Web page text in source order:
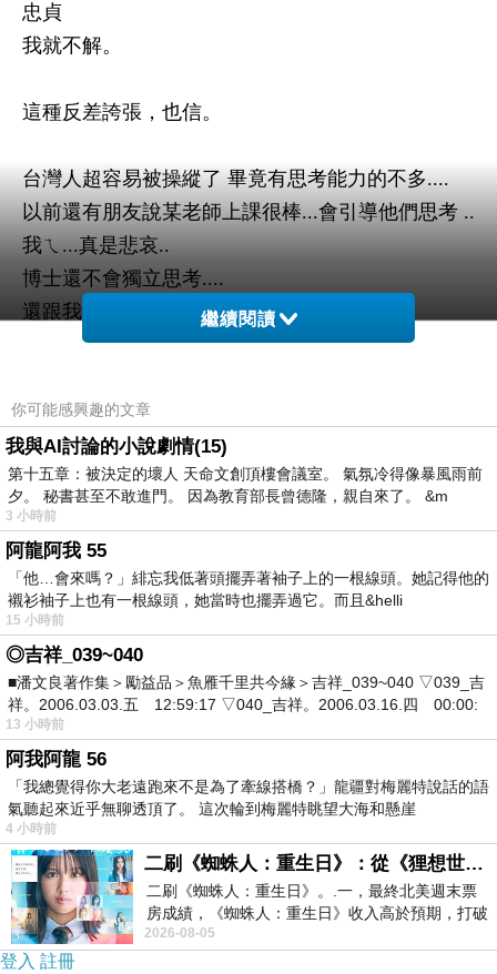
忠貞
我就不解。
這種反差誇張，也信。
台灣人超容易被操縱了 畢竟有思考能力的不多....
以前還有朋友說某老師上課很棒...會引導他們思考 ..
我ㄟ ...真是悲哀..
博士還不會獨立思考....
還跟我說獨立思考好棒棒
你老師ㄟ
更別說廣大的選民呢
所以不管執政怎亂搞..就是近
不是藍就是綠.....
看看政黨票就知道了
蔡媓能夠拿到
是因為對手酒空伯實在太扯，讓人看不下去
不是人民多支持冥忌黨
所以才有人會投第三勢力.
但是酒空伯野心太大..如果忍耐四年
憑它能夠掌握500萬票..
當上東亞島主絕不是個夢想
台灣就是分裂的族群..2000萬選民
扣掉不投票的，非我族類的
說穿了只要愚弄掌握總選民3 成600萬左右
就能夠掌握中華民國在台澎金馬的天下....
繼續閱讀
你可能感興趣的文章
我與AI討論的小說劇情(15)
第十五章：被決定的壞人 天命文創頂樓會議室。 氣氛冷得像暴風雨前
夕。 秘書甚至不敢進門。 因為教育部長曾德隆，親自來了。 &m
3 小時前
阿龍阿我 55
「他…會來嗎？」緋忘我低著頭擺弄著袖子上的一根線頭。她記得他的
襯衫袖子上也有一根線頭，她當時也擺弄過它。而且&helli
15 小時前
◎吉祥_039~040
■潘文良著作集＞勵益品＞魚雁千里共今緣＞吉祥_039~040 ▽039_吉
祥。2006.03.03.五 12:59:17 ▽040_吉祥。2006.03.16.四 00:00:
13 小時前
阿我阿龍 56
「我總覺得你大老遠跑來不是為了牽線搭橋？」龍疆對梅麗特說話的語
氣聽起來近乎無聊透頂了。 這次輪到梅麗特眺望大海和懸崖
4 小時前
二刷《蜘蛛人：重生日》：從《狸想世界》到《怪奇物語》
二刷《蜘蛛人：重生日》。.一，最終北美週末票
房成績，《蜘蛛人：重生日》收入高於預期，打破
《復仇者聯盟：終局之戰》記錄，成為
2026-08-05
登入 註冊